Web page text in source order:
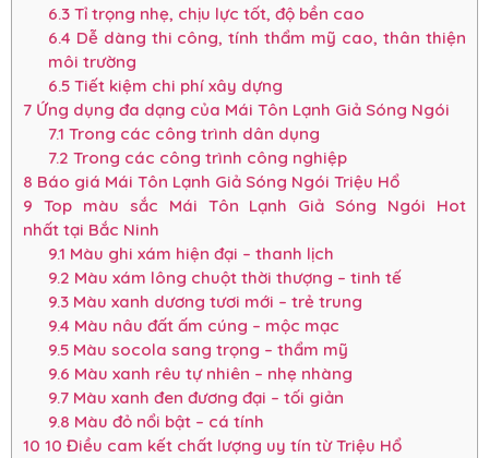
6.3Tỉ trọng nhẹ, chịu lực tốt, độ bền cao
6.4 Dễ dàng thi công, tính thẩm mỹ cao, thân thiện
môi trường
6.5Tiết kiệm chi phí xây dựng
7 Ứng dụng đa dạng của Mái Tôn Lạnh Giả Sóng Ngói
7.1 Trong các công trình dân dụng
7.2 Trong các công trình công nghiệp
8 Báo giá Mái Tôn Lạnh Giả Sóng Ngói Triệu Hổ
9 Top màu sắc Mái Tôn Lạnh Giả Sóng Ngói Hot
nhất tại Bắc Ninh
9.1 Màu ghi xám hiện đại – thanh lịch
9.2 Màu xám lông chuột thời thượng – tinh tế
9.3Màu xanh dương tươi mới – trẻ trung
9.4 Màu nâu đất ấm cúng – mộc mạc
9.5Màu socola sang trọng – thẩm mỹ
9.6 Màu xanh rêu tự nhiên – nhẹ nhàng
9.7Màu xanh đen đương đại – tối giản
9.8 Màu đỏ nổi bật – cá tính
10 10 Điều cam kết chất lượng uy tín từ Triệu Hổ